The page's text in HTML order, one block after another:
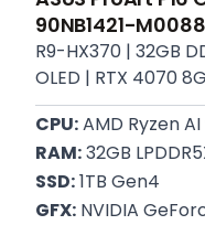
90NB1421-
R9-HX370 | 32GB
OLED | RTX 4070
CPU: AMD Ryzen AI
RAM: 32GB
SSD: 1TB Gen4
GFX: NVIDIA